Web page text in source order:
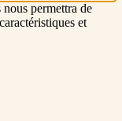
permettra de
et